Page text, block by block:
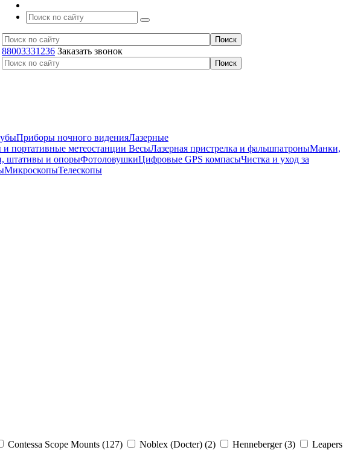
88003331236 Заказать звонок
Приборы ночного виденияЛазерные
и портативные метеостанции ВесыЛазерная пристрелка и фальшпатроныМанки,
штативы и опорыФотоловушкиЦифровые GPS компасыЧистка и уход за
МикроскопыТелескопы
Contessa Scope Mounts (127) Noblex (Docter) (2) Henneberger (3)
Leapers